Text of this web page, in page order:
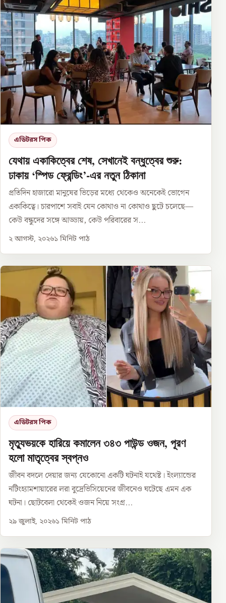
এডিটরস পিক
যেথায় একাকিত্বের শেষ, সেখানেই বন্ধুত্বের শুরু:
ঢাকায় ‘স্পিড ফ্রেন্ডিং’-এর নতুন ঠিকানা
প্রতিদিন হাজারো মানুষের ভিড়ের মধ্যে থেকেও অনেকেই ভোগেন
একাকিত্বে। চারপাশে সবাই যেন কোথাও না কোথাও ছুটে চলেছে—
কেউ বন্ধুদের সঙ্গে আড্ডায়, কেউ পরিবারের স...
২ আগস্ট, ২০২৬১ মিনিট পাঠ
এডিটরস পিক
মৃত্যুভয়কে হারিয়ে কমালেন ৩৪৩ পাউন্ড ওজন, পূরণ
হলো মাতৃত্বের স্বপ্নও
জীবন বদলে দেয়ার জন্য যেকোনো একটি ঘটনাই যথেষ্ট। ইংল্যান্ডের
নটিংহ্যামশায়ারের লরা বুদ্রেভিসিয়েনের জীবনেও ঘটেছে এমন এক
ঘটনা। ছোটবেলা থেকেই ওজন নিয়ে সংগ্র...
২৯ জুলাই, ২০২৬১ মিনিট পাঠ